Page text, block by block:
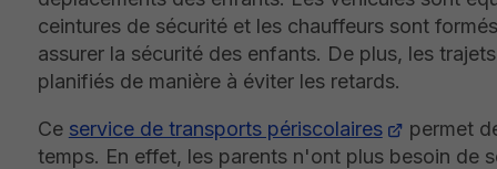
ceintures de sécurité et les chauffeurs sont
assurer la sécurité des enfants. De plus, les
planifiés de manière à éviter les retards.
Ce service de transports périscolaires
permet
temps. En effet, les parents n'ont plus besoin de